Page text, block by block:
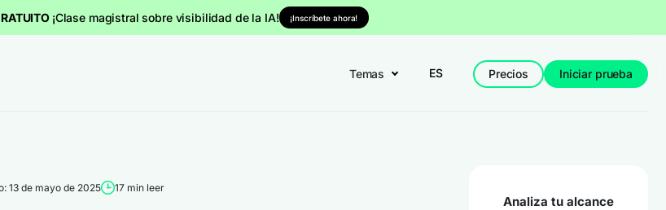
¡Clase magistral sobre visibilidad de la IA! ¡Inscríbete ahora!
Temas ES Precios Iniciar prueba
13 de mayo de 2025 17 min leer
Analiza tu alcance